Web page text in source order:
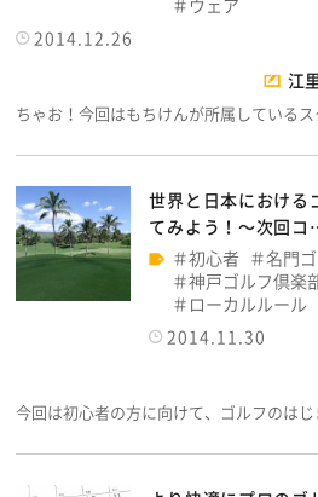
2014.12.26
江
ちゃお！今回はもちけんが所属している
世界と日本における
てみよう！～次回
初心者
名門
神戸ゴルフ倶楽
ローカルルール
2014.11.30
今回は初心者の方に向けて、ゴルフのは